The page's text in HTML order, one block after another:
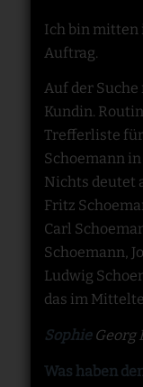
Ich bin mitten
Auftrag.
Auf der
Kundin.
Trefferliste
Schoemann
Nichts deutet
Fritz
Carl
Schoemann,
Ludwig
das im
SophieGeorg
Was haben